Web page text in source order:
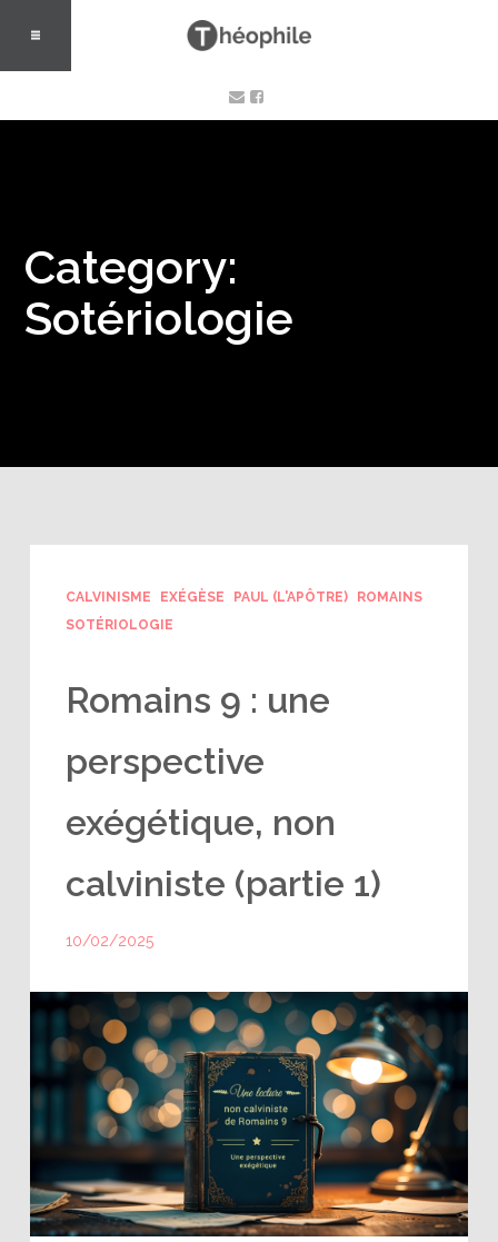
Category:
Sotériologie
CALVINISME EXÉGÈSE PAUL (L'APÔTRE)
ROMAINS
SOTÉRIOLOGIE
Romains 9 : une
perspective
exégétique, non
calviniste (partie 1)
10/02/2025